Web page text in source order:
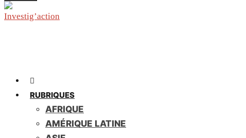
RUBRIQUES
AFRIQUE
AMÉRIQUE LATINE